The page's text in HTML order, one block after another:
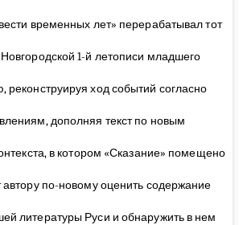
временных лет» перерабатывал тот
1-й летописи младшего
реконструируя ход событий согласно
дополняя текст по новым
в котором «Сказание» помещено
автору по-новому оценить содержание
литературы Руси и обнаружить в нем